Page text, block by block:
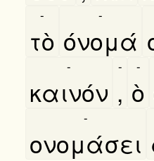
τὸ
-
όνομά
-
καινόν
-
,
-
ὸ
-
ονομάσει
-